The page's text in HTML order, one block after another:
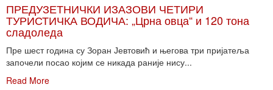
ПРЕДУЗЕТНИЧКИ ИЗАЗОВИ ЧЕТИРИ
ТУРИСТИЧКА ВОДИЧА: „Црна овца“ и 120 тона
сладоледа
Пре шест година су Зоран Јевтовић и његова три пријатеља
започели посао којим се никада раније нису...
Read More